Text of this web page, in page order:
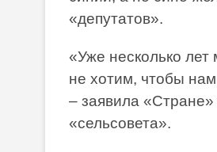
«депутатов».
«Уже несколько
не хотим, чтобы
– заявила
«сельсовета».